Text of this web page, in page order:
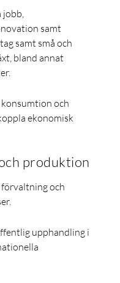
jobb,
samt
samt små och
bland annat
och
ekonomisk
produktion
förvaltning och
upphandling i